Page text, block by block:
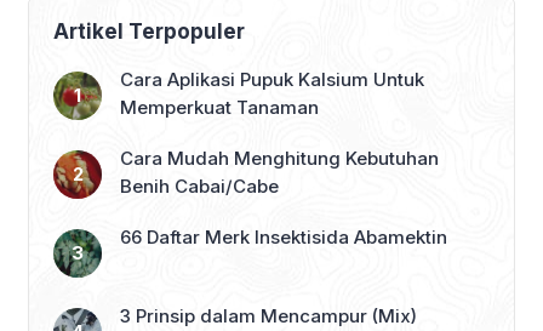
Artikel Terpopuler
Cara Aplikasi Pupuk Kalsium Untuk
Memperkuat Tanaman
Cara Mudah Menghitung Kebutuhan
Benih Cabai/Cabe
66 Daftar Merk Insektisida Abamektin
3 Prinsip dalam Mencampur (Mix)